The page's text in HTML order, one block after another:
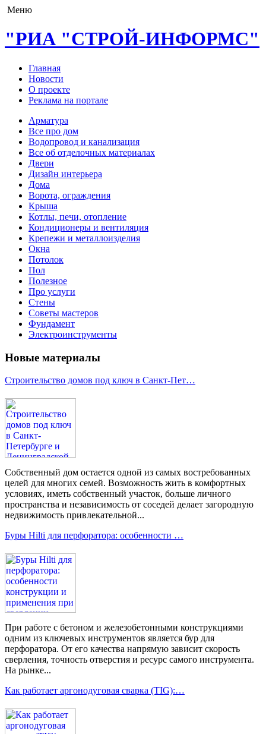
Меню
"РИА "СТРОЙ-ИНФОРМС"
Главная
Новости
О проекте
Реклама на портале
Арматура
Все про дом
Водопровод и канализация
Все об отделочных материалах
Двери
Дизайн интерьера
Дома
Ворота, ограждения
Крыша
Котлы, печи, отопление
Кондиционеры и вентиляция
Крепежи и металлоизделия
Окна
Потолок
Пол
Полезное
Про услуги
Стены
Советы мастеров
Фундамент
Электроинструменты
Новые материалы
Строительство домов под ключ в Санкт-Пет…
Собственный дом остается одной из самых востребованных
целей для многих семей. Возможность жить в комфортных
условиях, иметь собственный участок, больше личного
пространства и независимость от соседей делает загородную
недвижимость привлекательной...
Буры Hilti для перфоратора: особенности …
При работе с бетоном и железобетонными конструкциями
одним из ключевых инструментов является бур для
перфоратора. От его качества напрямую зависит скорость
сверления, точность отверстия и ресурс самого инструмента.
На рынке...
Как работает аргонодуговая сварка (TIG):…